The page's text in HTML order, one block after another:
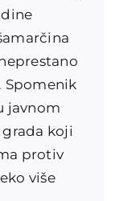
Spomenik
javnom
koji
protiv
više